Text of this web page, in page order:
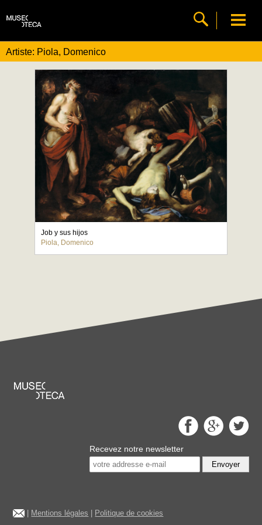
Artiste: Piola, Domenico
Job y sus hijos
Piola, Domenico
Recevez notre newsletter
Envoyer
Mentions légales Politique de cookies